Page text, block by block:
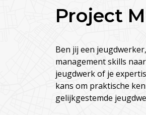
Project
Ben jij een
management skills
jeugdwerk of je
kans om praktische
gelijkgestemde